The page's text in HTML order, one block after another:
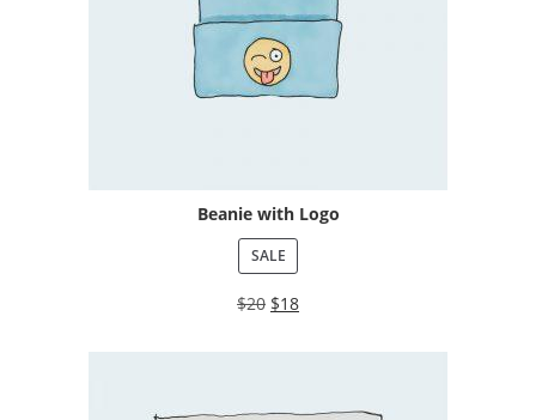
Beanie with Logo
SALE
$20 $18